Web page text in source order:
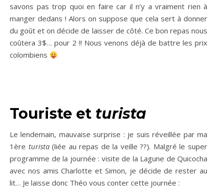
savons pas trop quoi en faire car il n’y a vraiment rien à
manger dedans ! Alors on suppose que cela sert à donner
du goût et on décide de laisser de côté. Ce bon repas nous
coûtera 3$… pour 2 !! Nous venons déjà de battre les prix
colombiens
Touriste et turista
Le lendemain, mauvaise surprise : je suis réveillée par ma
1ère turista(liée au repas de la veille ??). Malgré le super
programme de la journée : visite de la Lagune de Quicocha
avec nos amis Charlotte et Simon, je décide de rester au
lit… Je laisse donc Théo vous conter cette journée :